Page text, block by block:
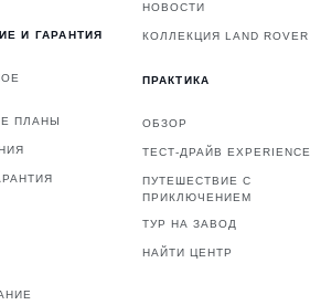
И ГАРАНТИЯ
ПЛАНЫ
НОВОСТИ
КОЛЛЕКЦИЯ LAND ROVER
ПРАКТИКА
ОБЗОР
ТЕСТ-ДРАЙВ EXPERIENCE
ПУТЕШЕСТВИЕ С
ПРИКЛЮЧЕНИЕМ
ТУР НА ЗАВОД
НАЙТИ ЦЕНТР